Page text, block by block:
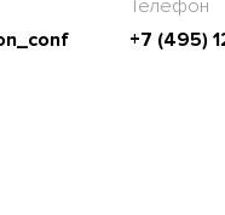
Телефон
+7 (495)